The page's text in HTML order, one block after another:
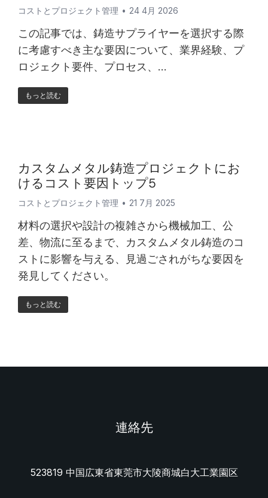
コストとプロジェクト管理 24 4月 2026
この記事では、鋳造サプライヤーを選択する際
に考慮すべき主な要因について、業界経験、プ
ロジェクト要件、プロセス、...
もっと読む
カスタムメタル鋳造プロジェクトにお
けるコスト要因トップ5
コストとプロジェクト管理 21 7月 2025
材料の選択や設計の複雑さから機械加工、公
差、物流に至るまで、カスタムメタル鋳造のコ
ストに影響を与える、見過ごされがちな要因を
発見してください。
もっと読む
連絡先
523819 中国広東省東莞市大陵商城白大工業園区